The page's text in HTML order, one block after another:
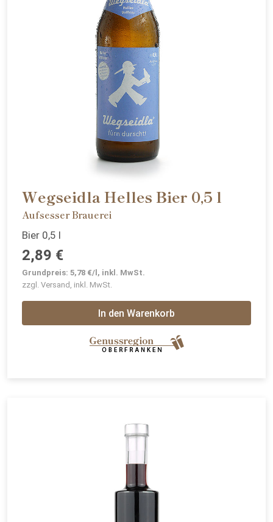
Wegseidla Helles Bier 0,5 l
Aufsesser Brauerei
Bier 0,5 l
2,89 €
Grundpreis: 5,78 €/l, inkl. MwSt.
zzgl. Versand, inkl. MwSt.
In den Warenkorb